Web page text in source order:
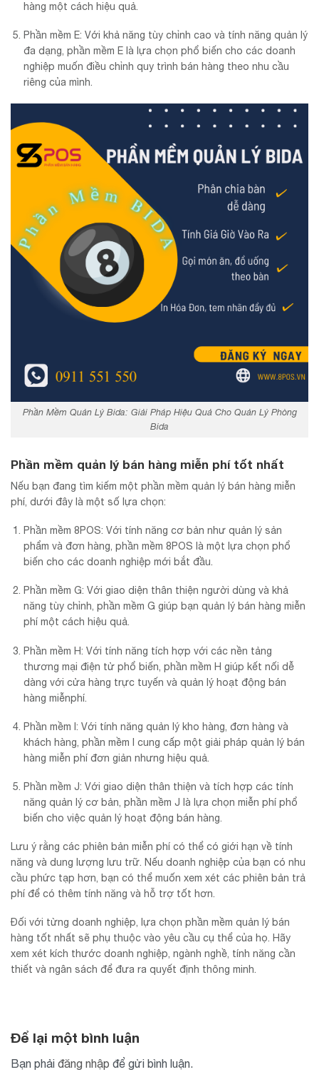
hàng một cách hiệu quả.
Phần mềm E: Với khả năng tùy chỉnh cao và tính năng quản lý
đa dạng, phần mềm E là lựa chọn phổ biến cho các doanh
nghiệp muốn điều chỉnh quy trình bán hàng theo nhu cầu
riêng của mình.
Phần Mềm Quản Lý Bida: Giải Pháp Hiệu Quả Cho Quản Lý Phòng
Bida
Phần mềm quản lý bán hàng miễn phí tốt nhất
Nếu bạn đang tìm kiếm một phần mềm quản lý bán hàng miễn
phí, dưới đây là một số lựa chọn:
Phần mềm 8POS: Với tính năng cơ bản như quản lý sản
phẩm và đơn hàng, phần mềm 8POS là một lựa chọn phổ
biến cho các doanh nghiệp mới bắt đầu.
Phần mềm G: Với giao diện thân thiện người dùng và khả
năng tùy chỉnh, phần mềm G giúp bạn quản lý bán hàng miễn
phí một cách hiệu quả.
Phần mềm H: Với tính năng tích hợp với các nền tảng
thương mại điện tử phổ biến, phần mềm H giúp kết nối dễ
dàng với cửa hàng trực tuyến và quản lý hoạt động bán
hàng miễnphí.
Phần mềm I: Với tính năng quản lý kho hàng, đơn hàng và
khách hàng, phần mềm I cung cấp một giải pháp quản lý bán
hàng miễn phí đơn giản nhưng hiệu quả.
Phần mềm J: Với giao diện thân thiện và tích hợp các tính
năng quản lý cơ bản, phần mềm J là lựa chọn miễn phí phổ
biến cho việc quản lý hoạt động bán hàng.
Lưu ý rằng các phiên bản miễn phí có thể có giới hạn về tính
năng và dung lượng lưu trữ. Nếu doanh nghiệp của bạn có nhu
cầu phức tạp hơn, bạn có thể muốn xem xét các phiên bản trả
phí để có thêm tính năng và hỗ trợ tốt hơn.
Đối với từng doanh nghiệp, lựa chọn phần mềm quản lý bán
hàng tốt nhất sẽ phụ thuộc vào yêu cầu cụ thể của họ. Hãy
xem xét kích thước doanh nghiệp, ngành nghề, tính năng cần
thiết và ngân sách để đưa ra quyết định thông minh.
Để lại một bình luận
Bạn phải đăng nhập để gửi bình luận.